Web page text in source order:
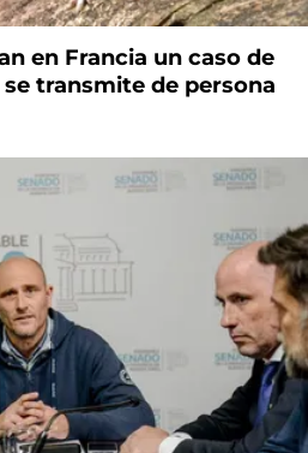
en Francia un caso de
transmite de persona